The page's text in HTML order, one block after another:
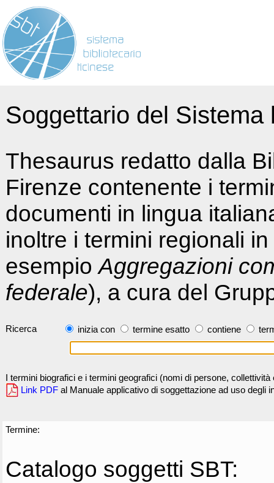
Soggettario del
Thesaurus redatto dalla
Firenze contenente i
documenti in lingua
inoltre i termini regionali
esempioAggregazioni
federale), a cura del
Ricerca inizia con termine esatto contiene
I termini biografici e i termini geografici (nomi di persone,
Link PDF al Manuale applicativo di soggettazione ad uso degli
Termine:
Catalogo soggetti SBT: